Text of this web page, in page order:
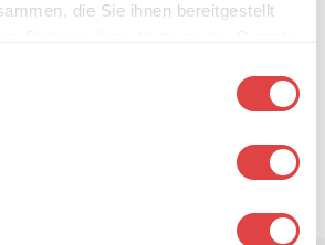
die Sie ihnen bereitgestellt